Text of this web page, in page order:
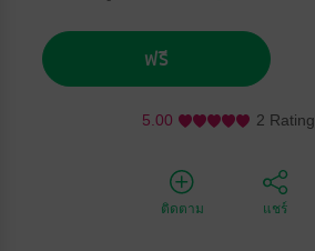
ฟรี
5.00 2 Rating
ติดตาม แชร์